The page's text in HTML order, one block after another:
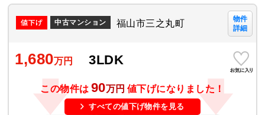
中古マンション 福山市三之丸町
物件
詳細
1,680万円 3LDK
この物件は 90万円 値下げになりました！
すべての値下げ物件を見る